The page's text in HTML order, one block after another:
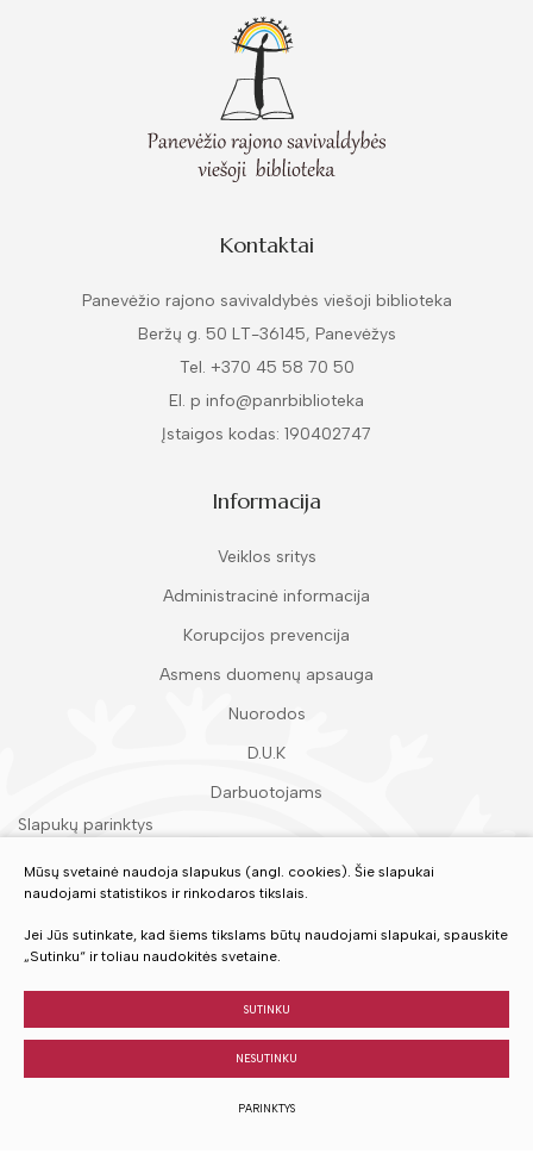
Kontaktai
Panevėžio rajono savivaldybės viešoji biblioteka
Beržų g. 50 LT-36145, Panevėžys
Tel. +370 45 58 70 50
El. p info@panrbiblioteka
Įstaigos kodas: 190402747
Informacija
Veiklos sritys
Administracinė informacija
Korupcijos prevencija
Asmens duomenų apsauga
Nuorodos
D.U.K
Darbuotojams
Slapukų parinktys
Įvertinkite mūsų paslaugas
Mūsų svetainė naudoja slapukus (angl. cookies). Šie slapukai
naudojami statistikos ir rinkodaros tikslais.
Jei Jūs sutinkate, kad šiems tikslams būtų naudojami slapukai, spauskite
„Sutinku“ ir toliau naudokitės svetaine.
SUTINKU
NESUTINKU
PARINKTYS